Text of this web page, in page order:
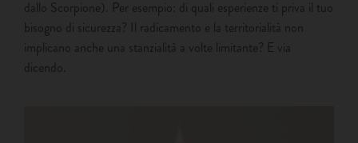
dallo Scorpione). Per esempio: di quali esperienze ti priva il tuo
bisogno di sicurezza? Il radicamento e la territorialità non
implicano anche una stanzialità a volte limitante? E via
dicendo.